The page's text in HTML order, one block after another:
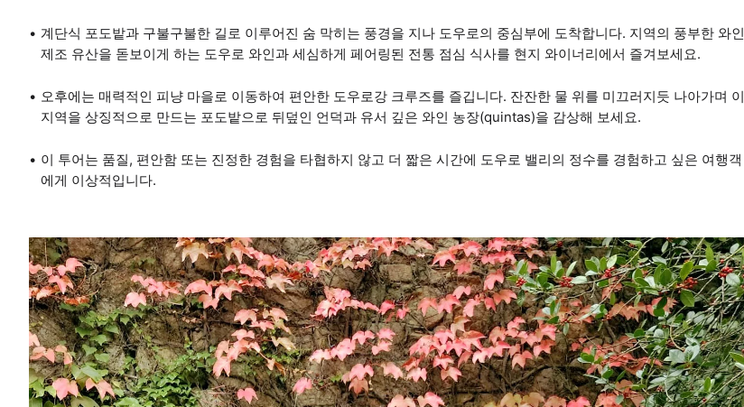
계단식 포도밭과 구불구불한 길로 이루어진 숨 막히는 풍경을 지나 도우로의 중심부에 도착합니다. 지역의 풍부한 와인
제조 유산을 돋보이게 하는 도우로 와인과 세심하게 페어링된 전통 점심 식사를 현지 와이너리에서 즐겨보세요.
오후에는 매력적인 피냥 마을로 이동하여 편안한 도우로강 크루즈를 즐깁니다. 잔잔한 물 위를 미끄러지듯 나아가며 이
지역을 상징적으로 만드는 포도밭으로 뒤덮인 언덕과 유서 깊은 와인 농장(quintas)을 감상해 보세요.
이 투어는 품질, 편안함 또는 진정한 경험을 타협하지 않고 더 짧은 시간에 도우로 밸리의 정수를 경험하고 싶은 여행객
에게 이상적입니다.